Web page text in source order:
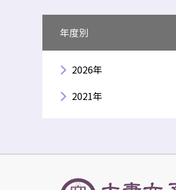
年度別
2026年
2021年